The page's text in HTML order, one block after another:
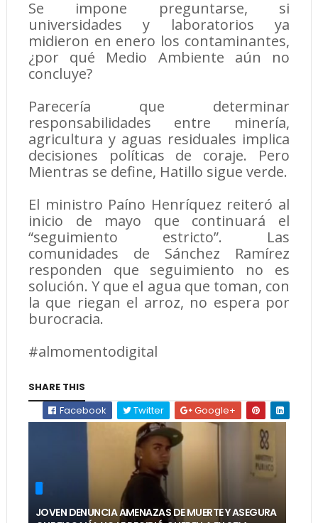
Se impone preguntarse, si
universidades y laboratorios ya
midieron en enero los contaminantes,
¿por qué Medio Ambiente aún no
concluye?
Parecería que determinar
responsabilidades entre minería,
agricultura y aguas residuales implica
decisiones políticas de coraje. Pero
Mientras se define, Hatillo sigue verde.
El ministro Paíno Henríquez reiteró al
inicio de mayo que continuará el
“seguimiento estricto”. Las
comunidades de Sánchez Ramírez
responden que seguimiento no es
solución. Y que el agua que toman, con
la que riegan el arroz, no espera por
burocracia.
#almomentodigital
SHARE THIS
Facebook
Twitter Google+
JOVEN DENUNCIA AMENAZAS DE MUERTE Y ASEGURA